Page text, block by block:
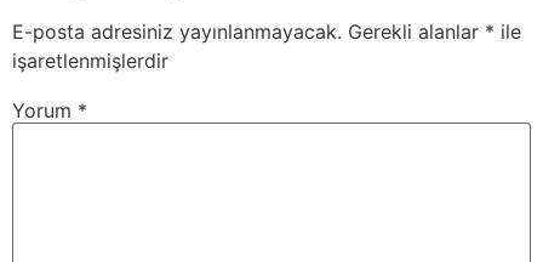
E-posta adresiniz yayınlanmayacak. Gerekli alanlar * ile
işaretlenmişlerdir
Yorum *